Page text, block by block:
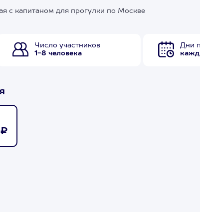
с капитаном для прогулки по Москве
Число участников
1-8 человека
Дни